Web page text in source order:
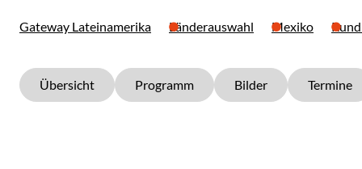
Gateway Lateinamerika Länderauswahl Mexiko
Übersicht Programm Bilder Termine